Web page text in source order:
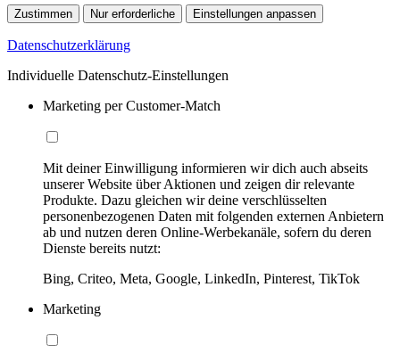
Zustimmen Nur erforderliche Einstellungen anpassen
Datenschutzerklärung
Individuelle Datenschutz-Einstellungen
Marketing per Customer-Match
Mit deiner Einwilligung informieren wir dich auch abseits
unserer Website über Aktionen und zeigen dir relevante
Produkte. Dazu gleichen wir deine verschlüsselten
personenbezogenen Daten mit folgenden externen Anbietern
ab und nutzen deren Online-Werbekanäle, sofern du deren
Dienste bereits nutzt:
Bing, Criteo, Meta, Google, LinkedIn, Pinterest, TikTok
Marketing